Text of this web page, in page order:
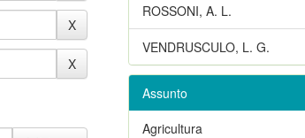
ROSSONI, A. L.
VENDRUSCULO, L. G.
Assunto
Agricultura